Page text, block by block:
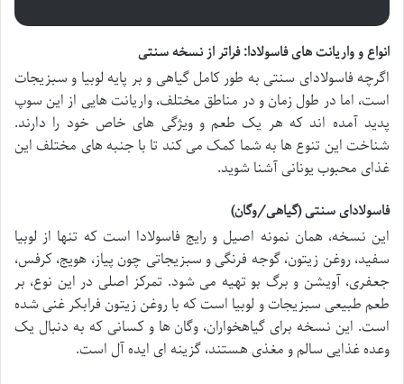
انواع و واریانت های فاسولادا: فراتر از نسخه سنتی
اگرچه فاسولادای سنتی به طور کامل گیاهی و بر پایه لوبیا و سبزیجات
است، اما در طول زمان و در مناطق مختلف، واریانت هایی از این سوپ
پدید آمده اند که هر یک طعم و ویژگی های خاص خود را دارند.
شناخت این تنوع ها به شما کمک می کند تا با جنبه های مختلف این
غذای محبوب یونانی آشنا شوید.
فاسولادای سنتی (گیاهی/وگان)
این نسخه، همان نمونه اصیل و رایج فاسولادا است که تنها از لوبیا
سفید، روغن زیتون، گوجه فرنگی و سبزیجاتی چون پیاز، هویج، کرفس،
جعفری، آویشن و برگ بو تهیه می شود. تمرکز اصلی در این نوع، بر
طعم طبیعی سبزیجات و لوبیا است که با روغن زیتون فرابکر غنی شده
است. این نسخه برای گیاهخواران، وگان ها و کسانی که به دنبال یک
وعده غذایی سالم و مغذی هستند، گزینه ای ایده آل است.